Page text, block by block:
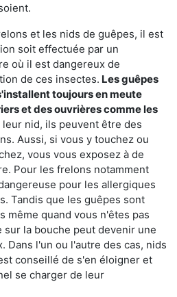
et les nids de guêpes, il est
soit effectuée par un
où il est dangereux de
de ces insectes. Les guêpes
toujours en meute
et des ouvrières comme les
leur nid, ils peuvent être des
Aussi, si vous y touchez ou
vous vous exposez à de
Pour les frelons notamment
pour les allergiques
Tandis que les guêpes sont
même quand vous n'êtes pas
la bouche peut devenir une
Dans l'un ou l'autre des cas, nids
conseillé de s'en éloigner et
se charger de leur